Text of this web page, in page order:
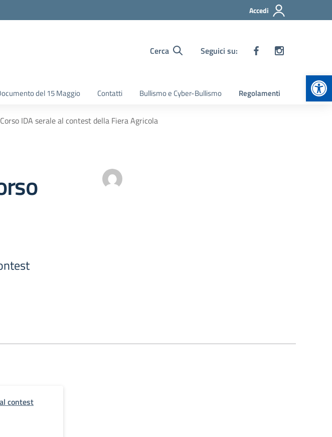
Accedi
Cerca Seguici su:
del 15 Maggio Contatti Bullismo e Cyber-Bullismo Regolamenti
IDA serale al contest della Fiera Agricola
contest